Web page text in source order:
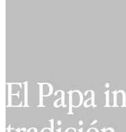
El Papa